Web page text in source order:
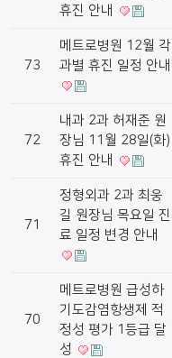
휴진 안내
73
메트로병원 12월 각
과별 휴진 일정 안내
72
내과 2과 허재준 원
장님 11월 28일(화)
휴진 안내
71
정형외과 2과 최웅
길 원장님 목요일 진
료 일정 변경 안내
70
메트로병원 급성하
기도감염항생제 적
정성 평가 1등급 달
성